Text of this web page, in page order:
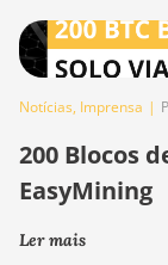
Notícias, Imprensa |
200 Blocos
EasyMining
Ler mais